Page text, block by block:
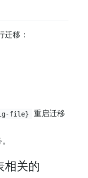
移：
file}
重启迁移
相关的